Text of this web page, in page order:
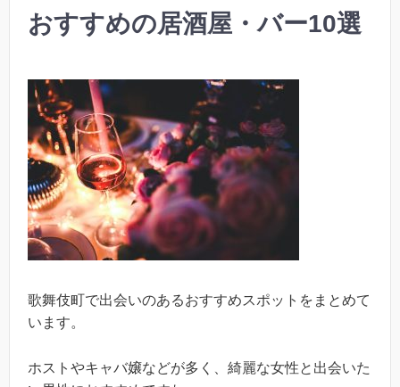
おすすめの居酒屋・バー10選
歌舞伎町で出会いのあるおすすめスポットをまとめて
います。
ホストやキャバ嬢などが多く、綺麗な女性と出会いた